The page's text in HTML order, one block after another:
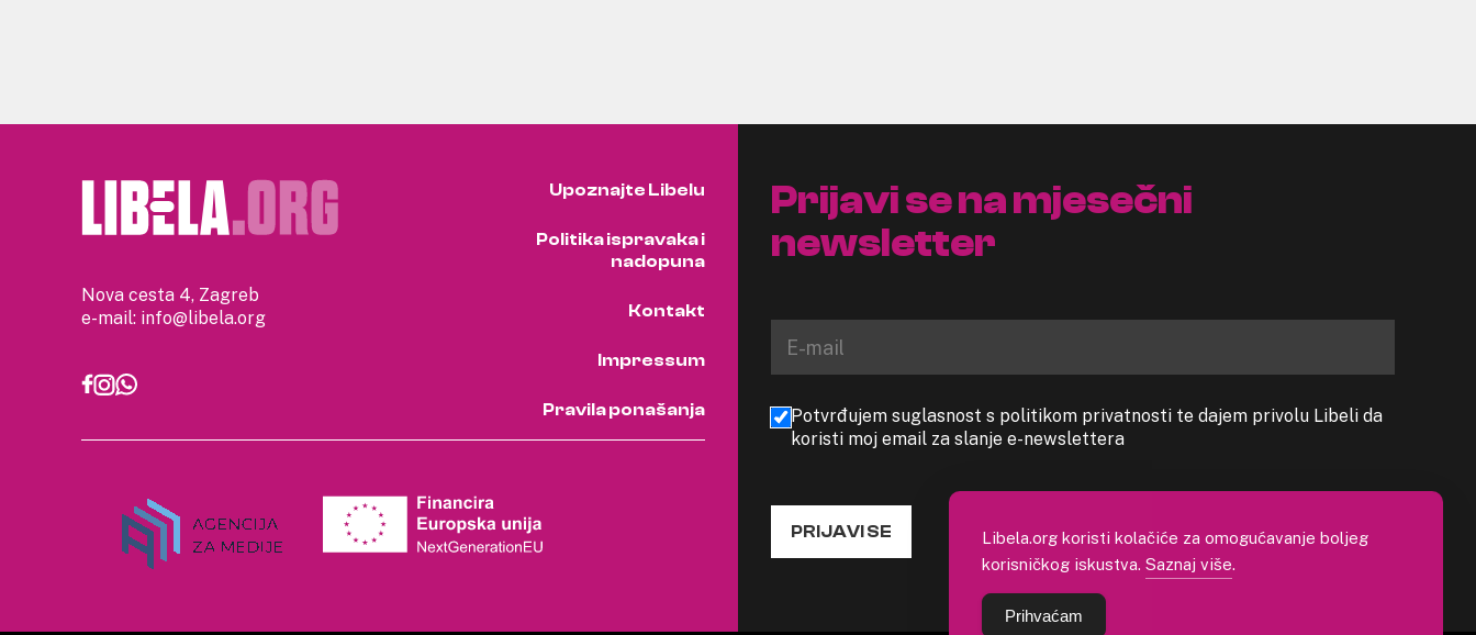
Nova cesta 4, Zagreb
e-mail: info@libela.org
Upoznajte Libelu
Politika ispravaka i
nadopuna
Kontakt
Impressum
Pravila ponašanja
Prijavi se na mjesečni
newsletter
Potvrđujem suglasnost s politikom privatnosti te dajem privolu Libeli da
koristi moj email za slanje e-newslettera
PRIJAVI SE
Libela.org koristi kolačiće za omogućavanje boljeg
korisničkog iskustva. Saznaj više.
Prihvaćam